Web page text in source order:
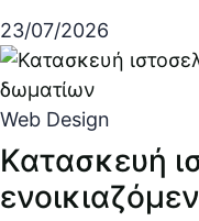
23/07/2026
Web Design
Κατασκευή